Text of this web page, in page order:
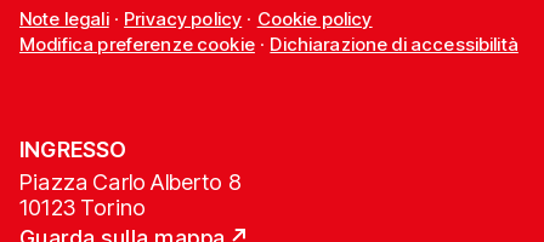
Note legali· Privacy policy · Cookie policy
Modifica preferenze cookie· Dichiarazione di accessibilità
INGRESSO
Piazza Carlo Alberto 8
10123 Torino